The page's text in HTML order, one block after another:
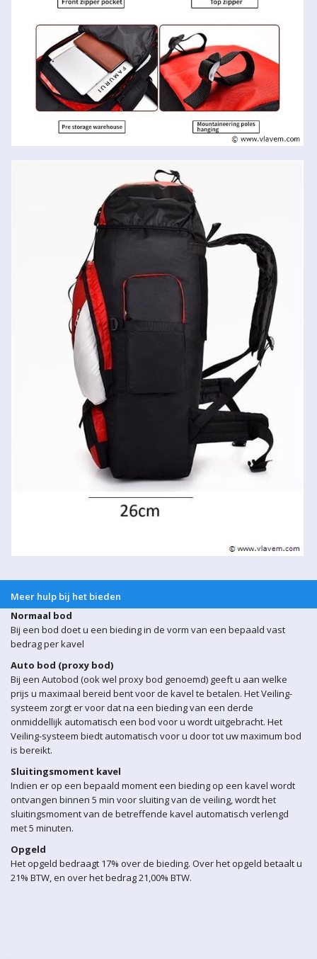
Meer hulp bij het bieden
Normaal bod
Bij een bod doet u een bieding in de vorm van een bepaald vast
bedrag per kavel
Auto bod (proxy bod)
Bij een Autobod (ook wel proxy bod genoemd) geeft u aan welke
prijs u maximaal bereid bent voor de kavel te betalen. Het Veiling-
systeem zorgt er voor dat na een bieding van een derde
onmiddellijk automatisch een bod voor u wordt uitgebracht. Het
Veiling-systeem biedt automatisch voor u door tot uw maximum bod
is bereikt.
Sluitingsmoment kavel
Indien er op een bepaald moment een bieding op een kavel wordt
ontvangen binnen 5 min voor sluiting van de veiling, wordt het
sluitingsmoment van de betreffende kavel automatisch verlengd
met 5 minuten.
Opgeld
Het opgeld bedraagt 17% over de bieding. Over het opgeld betaalt u
21% BTW, en over het bedrag 21,00% BTW.